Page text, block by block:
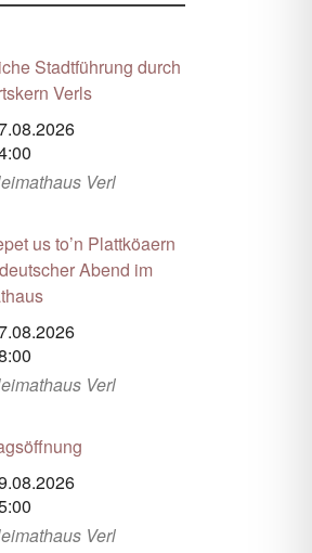
Outlook Live
Stadtführung durch
Verls
Verl
us to’n Plattköaern
Abend im
Verl
Verl